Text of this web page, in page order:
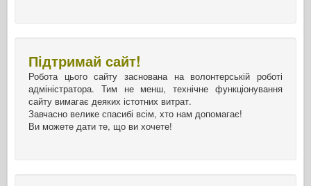
Підтримай сайт!
Робота цього сайту заснована на волонтерській роботі
адміністратора. Тим не менш, технічне функціонування
сайту вимагає деяких істотних витрат.
Завчасно велике спасибі всім, хто нам допомагає!
Ви можете дати те, що ви хочете!